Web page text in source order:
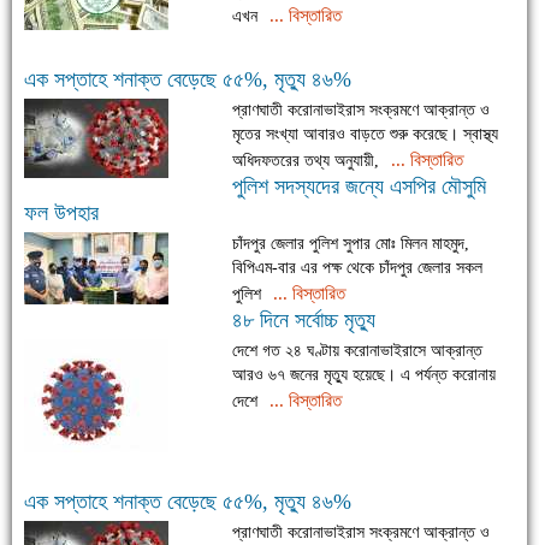
এখন
... বিস্তারিত
এক সপ্তাহে শনাক্ত বেড়েছে ৫৫%, মৃত্যু ৪৬%
প্রাণঘাতী করোনাভাইরাস সংক্রমণে আক্রান্ত ও
মৃতের সংখ্যা আবারও বাড়তে শুরু করেছে। স্বাস্থ্য
অধিদফতরের তথ্য অনুযায়ী,
... বিস্তারিত
পুলিশ সদস্যদের জন্যে এসপির মৌসুমি
ফল উপহার
চাঁদপুর জেলার পুলিশ সুপার মোঃ মিলন মাহমুদ,
বিপিএম-বার এর পক্ষ থেকে চাঁদপুর জেলার সকল
পুলিশ
... বিস্তারিত
৪৮ দিনে সর্বোচ্চ মৃত্যু
দেশে গত ২৪ ঘণ্টায় করোনাভাইরাসে আক্রান্ত
আরও ৬৭ জনের মৃত্যু হয়েছে। এ পর্যন্ত করোনায়
দেশে
... বিস্তারিত
এক সপ্তাহে শনাক্ত বেড়েছে ৫৫%, মৃত্যু ৪৬%
প্রাণঘাতী করোনাভাইরাস সংক্রমণে আক্রান্ত ও